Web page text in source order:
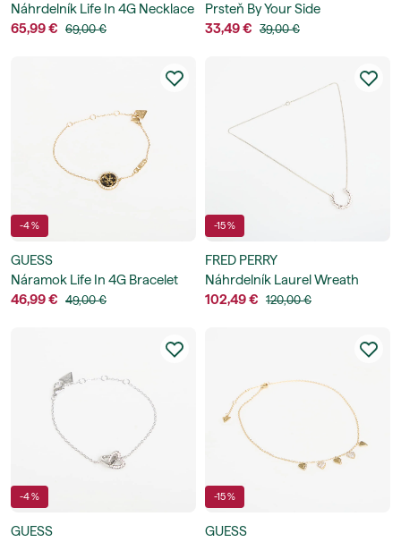
Náhrdelník Life In 4G Necklace
65,99 € 69,00 €
Prsteň By Your Side
33,49 € 39,00 €
-4 %
GUESS
Náramok Life In 4G Bracelet
46,99 € 49,00 €
-15 %
FRED PERRY
Náhrdelník Laurel Wreath
Necklace
102,49 € 120,00 €
-4 %
GUESS
-15 %
GUESS